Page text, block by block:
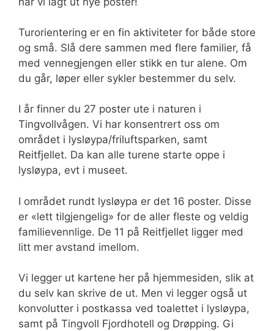
Turorientering er en fin aktiviteter for både store
og små. Slå dere sammen med flere familier, få
med vennegjengen eller stikk en tur alene. Om
du går, løper eller sykler bestemmer du selv.
I år finner du 27 poster ute i naturen i
Tingvollvågen. Vi har konsentrert oss om
området i lysløypa/friluftsparken, samt
Reitfjellet. Da kan alle turene starte oppe i
lysløypa, evt i museet.
I området rundt lysløypa er det 16 poster. Disse
er «lett tilgjengelig» for de aller fleste og veldig
familievennlige. De 11 på Reitfjellet ligger med
litt mer avstand imellom.
Vi legger ut kartene her på hjemmesiden, slik at
du selv kan skrive de ut. Men vi legger også ut
konvolutter i postkassa ved toalettet i lysløypa,
samt på Tingvoll Fjordhotell og Drøpping. Gi